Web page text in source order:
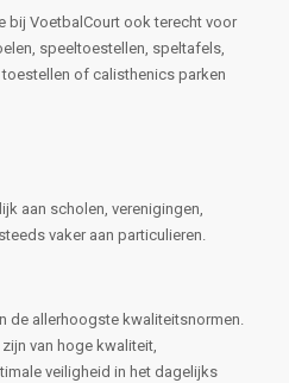
bij VoetbalCourt ook terecht voor
speeltoestellen, speltafels,
of calisthenics parken
aan scholen, verenigingen,
vaker aan particulieren.
de allerhoogste kwaliteitsnormen.
van hoge kwaliteit,
veiligheid in het dagelijks